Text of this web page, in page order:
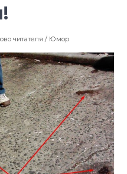
читателя / Юмор